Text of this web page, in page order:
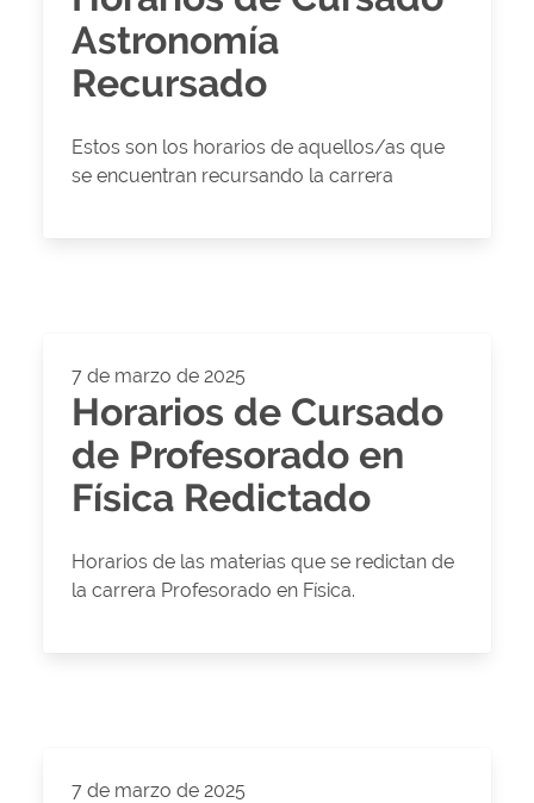
Astronomía
Recursado
Estos son los horarios de aquellos/as que
se encuentran recursando la carrera
7 de marzo de 2025
Horarios de Cursado
de Profesorado en
Física Redictado
Horarios de las materias que se redictan de
la carrera Profesorado en Física.
7 de marzo de 2025